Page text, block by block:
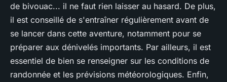
de bivouac... il ne faut rien laisser au hasard. De plus,
il est conseillé de s'entraîner régulièrement avant de
se lancer dans cette aventure, notamment pour se
préparer aux dénivelés importants. Par ailleurs, il est
essentiel de bien se renseigner sur les conditions de
randonnée et les prévisions météorologiques. Enfin,